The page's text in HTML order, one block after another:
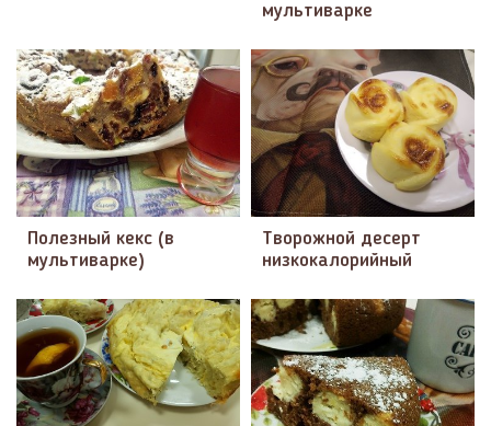
мультиварке
Полезный кекс (в
мультиварке)
Творожной десерт
низкокалорийный